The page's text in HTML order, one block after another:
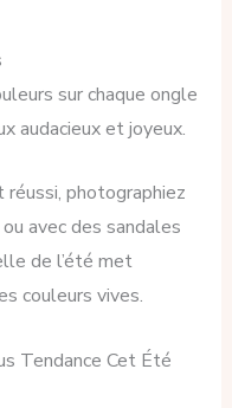
sur chaque ongle
audacieux et joyeux.
photographiez
avec des sandales
de l’été met
couleurs vives.
Tendance Cet Été